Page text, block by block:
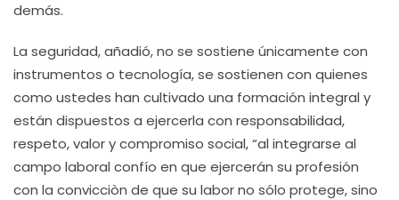
demás.
La seguridad, añadió, no se sostiene únicamente con
instrumentos o tecnología, se sostienen con quienes
como ustedes han cultivado una formación integral y
están dispuestos a ejercerla con responsabilidad,
respeto, valor y compromiso social, “al integrarse al
campo laboral confío en que ejercerán su profesión
con la convicciòn de que su labor no sólo protege, sino